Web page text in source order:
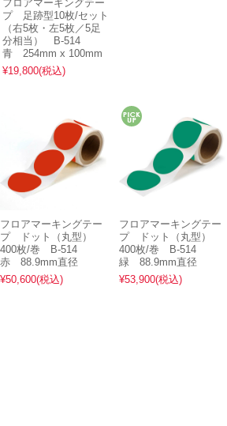
フロアマーキングテー
プ 足跡型10枚/セット
（右5枚・左5枚／5足
分相当） B-514
青 254mm x 100mm
¥19,800(税込)
フロアマーキングテー
プ ドット（丸型）
400枚/巻 B-514
赤 88.9mm直径
¥50,600(税込)
フロアマーキングテー
プ ドット（丸型）
400枚/巻 B-514
緑 88.9mm直径
¥53,900(税込)